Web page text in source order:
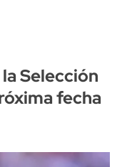
Selección
fecha